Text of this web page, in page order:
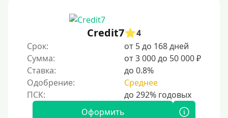
Credit7
4
Срок:
от 5 до 168 дней
Сумма:
от 3 000 до 50 000 ₽
Ставка:
до 0.8%
Одобрение:
Среднее
Оформить